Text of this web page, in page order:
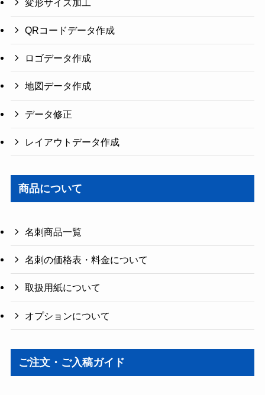
変形サイズ加工
QRコードデータ作成
ロゴデータ作成
地図データ作成
データ修正
レイアウトデータ作成
商品について
名刺商品一覧
名刺の価格表・料金について
取扱用紙について
オプションについて
ご注文・ご入稿ガイド